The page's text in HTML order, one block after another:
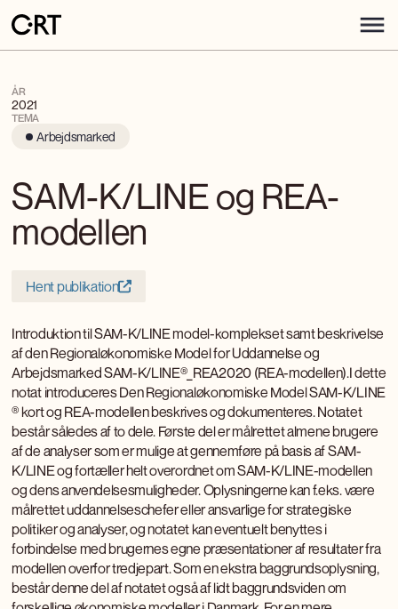
ÅR
2021
TEMA
Arbejdsmarked
SAM-K/LINE og REA-
modellen
Hent publikation
Introduktion til SAM-K/LINE model-komplekset samt beskrivelse
af den Regionaløkonomiske Model for Uddannelse og
Arbejdsmarked SAM-K/LINE®_REA2020 (REA-modellen).I dette
notat introduceres Den Regionaløkonomiske Model SAM-K/LINE
® kort og REA-modellen beskrives og dokumenteres. Notatet
består således af to dele. Første del er målrettet almene brugere
af de analyser som er mulige at gennemføre på basis af SAM-
K/LINE og fortæller helt overordnet om SAM-K/LINE-modellen
og dens anvendelsesmuligheder. Oplysningerne kan f.eks. være
målrettet uddannelseschefer eller ansvarlige for strategiske
politiker og analyser, og notatet kan eventuelt benyttes i
forbindelse med brugernes egne præsentationer af resultater fra
modellen overfor tredjepart. Som en ekstra baggrundsoplysning,
består denne del af notatet også af lidt baggrundsviden om